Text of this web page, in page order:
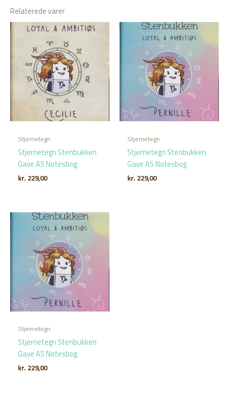
Relaterede varer
Stjernetegn
Stjernetegn Stenbukken
Gave A5 Notesbog
kr. 229,00
Stjernetegn
Stjernetegn Stenbukken
Gave A5 Notesbog
kr. 229,00
Stjernetegn
Stjernetegn Stenbukken
Gave A5 Notesbog
kr. 229,00